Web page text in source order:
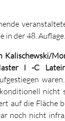
in der 48. Auflage.
Kalischewski/
I -C
nicht
auf die Fläche
noch nicht